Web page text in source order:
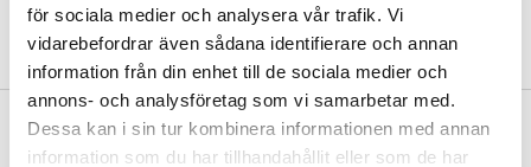
för sociala medier och analysera vår trafik. Vi
vidarebefordrar även sådana identifierare och annan
information från din enhet till de sociala medier och
annons- och analysföretag som vi samarbetar med.
Dessa kan i sin tur kombinera informationen med annan
information som du har tillhandahållit eller som de har
LUO ASIAKAS
ILMAINEN TOIMITUS YLI 50 €